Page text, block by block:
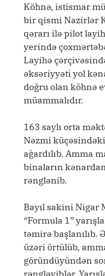
Köhnə, istismar
bir qismi Nazirlər
qərarı ilə pilot
yerində
Layihə
əksəriyyəti yol
doğru olan köhnə
müammalıdır.
163 saylı orta
Nəzmi
ağardılıb. Amma
binaların
rənglənib.
Bayıl sakini Nigar
“Formula 1”
təmirə başlanılıb.
üzəri örtülüb,
göründüyündən